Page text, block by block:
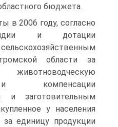
бюджета.
в 2006 году, согласно
и дотации
области за
компенсации
и заготовительным
у населения
единицу продукции